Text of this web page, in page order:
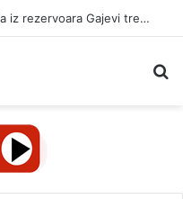
JP “KOMUNALNO BRČKO”: Voda iz rezervoara Gajevi trenutno nije za piće